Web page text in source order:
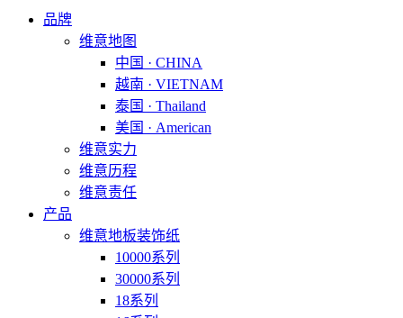
品牌
维意地图
中国 · CHINA
越南 · VIETNAM
泰国 · Thailand
美国 · American
维意实力
维意历程
维意责任
产品
维意地板装饰纸
10000系列
30000系列
18系列